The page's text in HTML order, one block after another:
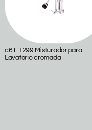
c61-1299 Misturador para
Lavatorio cromada